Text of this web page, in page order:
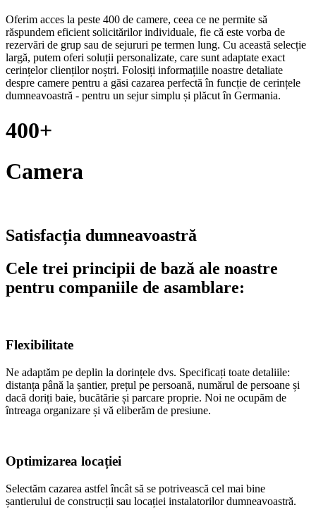
Oferim acces la peste 400 de camere, ceea ce ne permite să
răspundem eficient solicitărilor individuale, fie că este vorba de
rezervări de grup sau de sejururi pe termen lung. Cu această selecție
largă, putem oferi soluții personalizate, care sunt adaptate exact
cerințelor clienților noștri. Folosiți informațiile noastre detaliate
despre camere pentru a găsi cazarea perfectă în funcție de cerințele
dumneavoastră - pentru un sejur simplu și plăcut în Germania.
400+
Camera
Satisfacția dumneavoastră
Cele trei principii de bază ale noastre
pentru companiile de asamblare:
Flexibilitate
Ne adaptăm pe deplin la dorințele dvs. Specificați toate detaliile:
distanța până la șantier, prețul pe persoană, numărul de persoane și
dacă doriți baie, bucătărie și parcare proprie. Noi ne ocupăm de
întreaga organizare și vă eliberăm de presiune.
Optimizarea locației
Selectăm cazarea astfel încât să se potrivească cel mai bine
șantierului de construcții sau locației instalatorilor dumneavoastră.